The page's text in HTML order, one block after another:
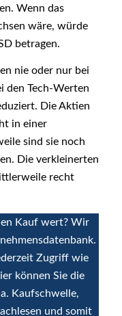
Wenn das
wäre, würde
betragen.
nie oder nur bei
den Tech-Werten
Die Aktien
in einer
sind sie noch
Die verkleinerten
recht
Kauf wert? Wir
Zugriff wie
können Sie die
Kaufschwelle,
und somit